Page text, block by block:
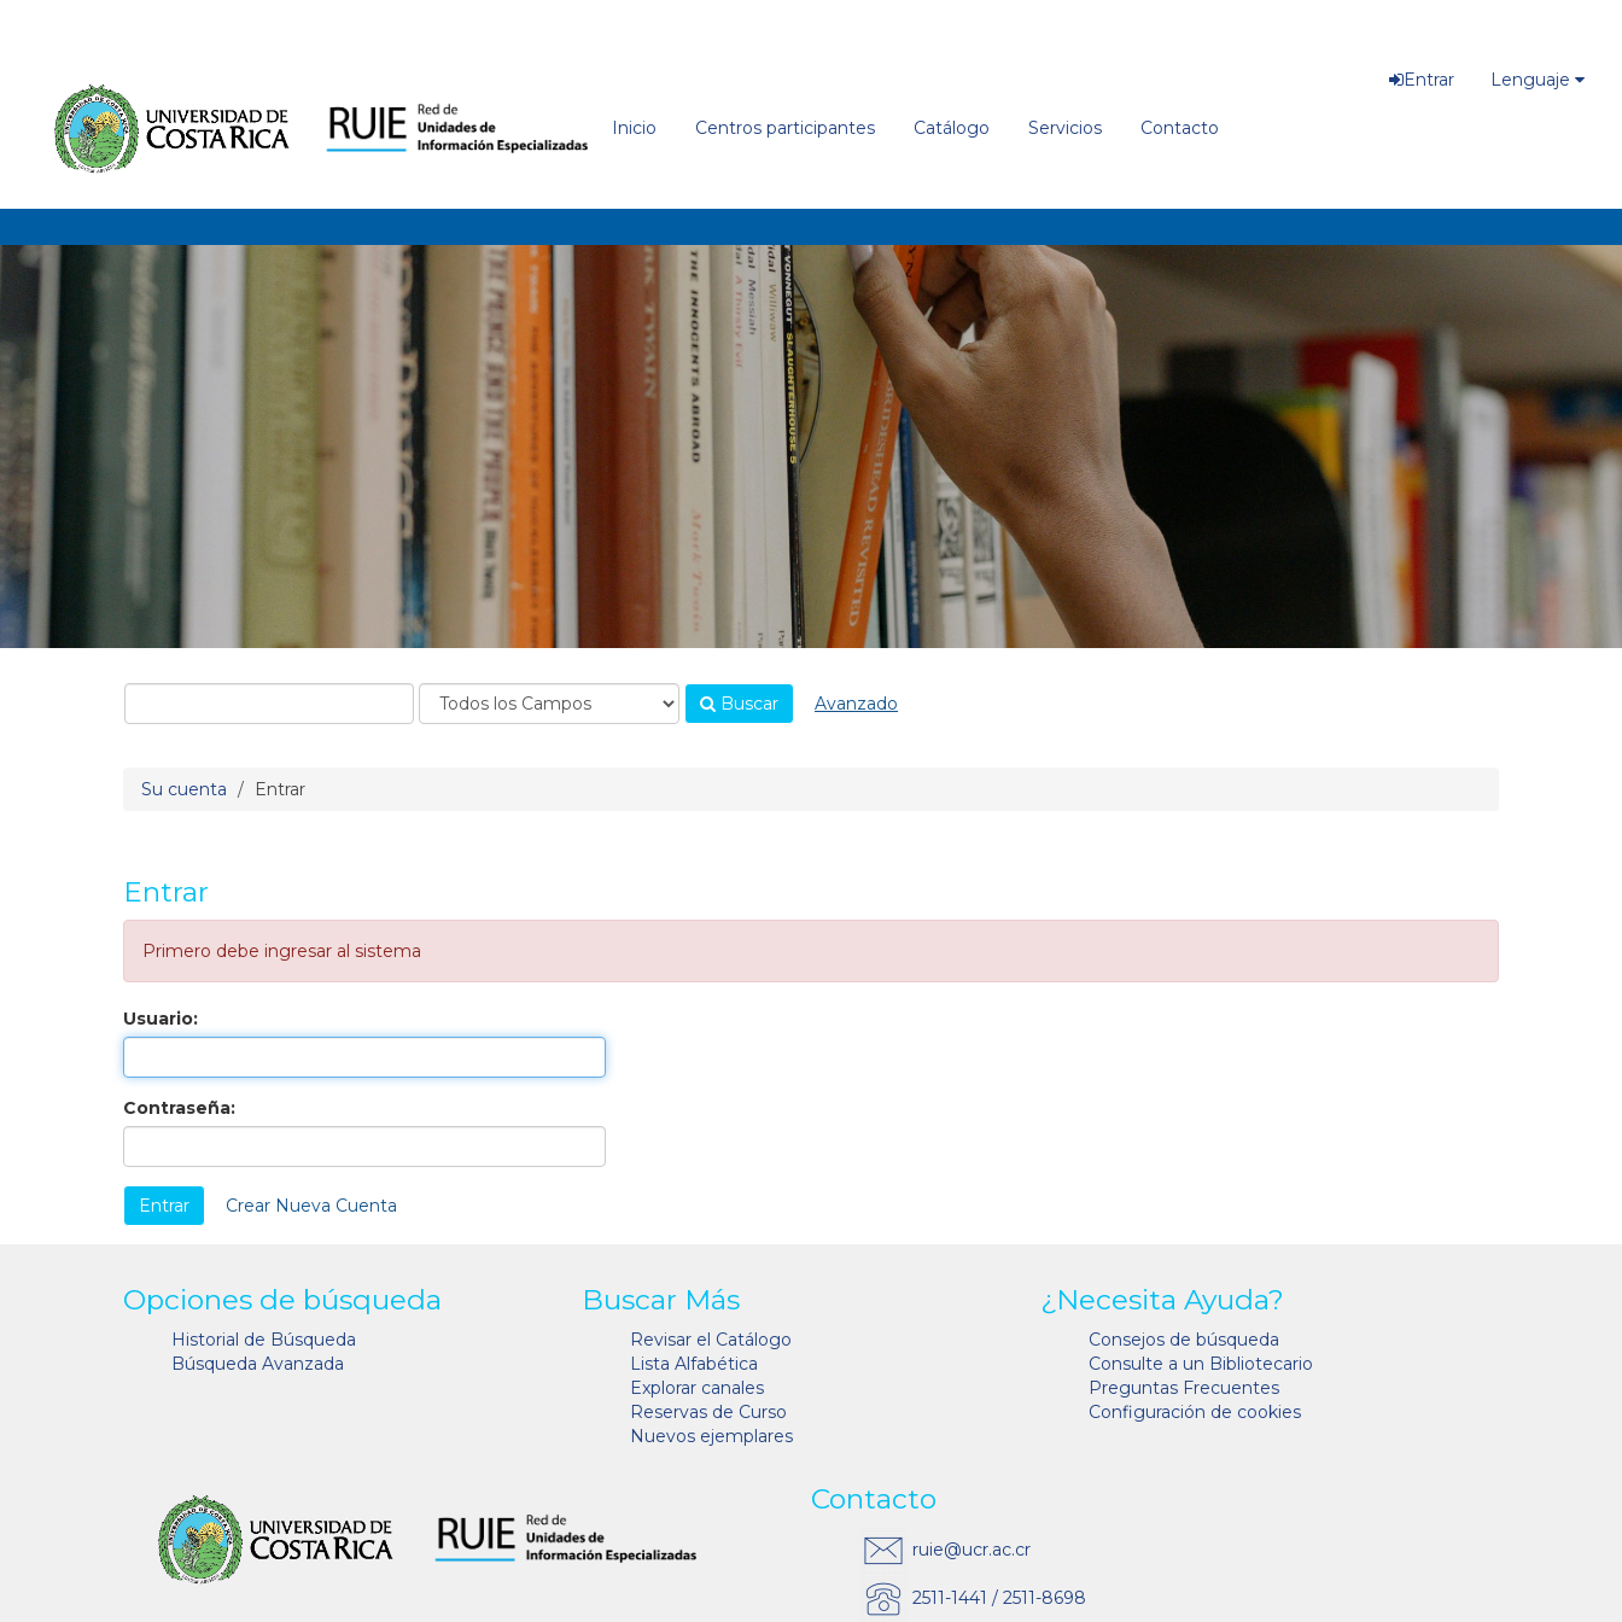
Inicio Centros participantes Catálogo Servicios Contacto
Entrar Lenguaje
Buscar Avanzado
Su cuenta Entrar
Entrar
Primero debe ingresar al sistema
Usuario:
Contraseña:
Crear Nueva Cuenta
Opciones de búsqueda
Historial de Búsqueda
Búsqueda Avanzada
Buscar Más
Revisar el Catálogo
Lista Alfabética
Explorar canales
Reservas de Curso
Nuevos ejemplares
¿Necesita Ayuda?
Consejos de búsqueda
Consulte a un Bibliotecario
Preguntas Frecuentes
Configuración de cookies
Contacto
ruie@ucr.ac.cr
2511-1441 / 2511-8698